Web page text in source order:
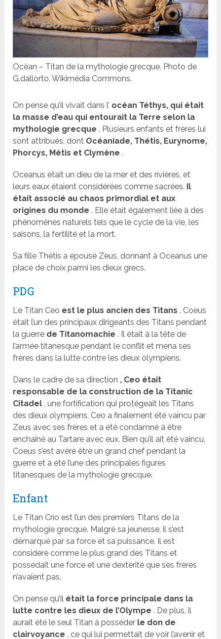
Océan – Titan de la mythologie grecque. Photo de
G.dallorto. Wikimédia Commons.
On pense qu’il vivait dans l’ océan Téthys, qui était
la masse d’eau qui entourait la Terre selon la
mythologie grecque . Plusieurs enfants et frères lui
sont attribués, dont Océaniade, Thétis, Eurynome,
Phorcys, Métis et Clymène .
Oceanus était un dieu de la mer et des rivières, et
leurs eaux étaient considérées comme sacrées. Il
était associé au chaos primordial et aux
origines du monde . Elle était également liée à des
phénomènes naturels tels que le cycle de la vie, les
saisons, la fertilité et la mort.
Sa fille Thétis a épousé Zeus, donnant à Oceanus une
place de choix parmi les dieux grecs.
PDG
Le Titan Ceo est le plus ancien des Titans . Coeus
était l’un des principaux dirigeants des Titans pendant
la guerre de Titanomachie . Il était à la tête de
l’armée titanesque pendant le conflit et mena ses
frères dans la lutte contre les dieux olympiens.
Dans le cadre de sa direction , Ceo était
responsable de la construction de la Titanic
Citadel , une fortification qui protégeait les Titans
des dieux olympiens. Ceo a finalement été vaincu par
Zeus avec ses frères et a été condamné à être
enchaîné au Tartare avec eux. Bien qu’il ait été vaincu,
Coeus s’est avéré être un grand chef pendant la
guerre et a été l’une des principales figures
titanesques de la mythologie grecque.
Enfant
Le Titan Crío est l’un des premiers Titans de la
mythologie grecque. Malgré sa jeunesse, il s’est
démarqué par sa force et sa puissance. Il est
considéré comme le plus grand des Titans et
possédait une force et une dextérité que ses frères
n’avaient pas.
On pense qu’il était la force principale dans la
lutte contre les dieux de l’Olympe . De plus, il
aurait été le seul Titan à posséder le don de
clairvoyance , ce qui lui permettait de voir l’avenir et